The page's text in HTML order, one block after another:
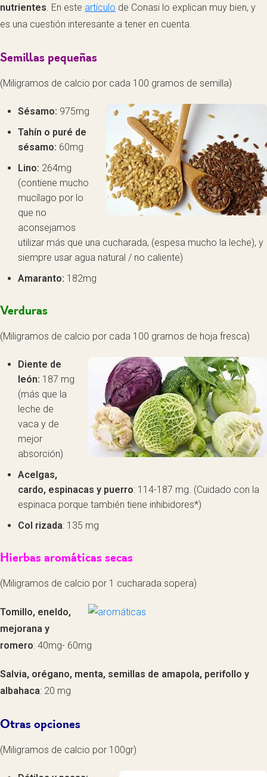
nutrientes. En este artículo de Conasi lo explican muy bien, y
es una cuestión interesante a tener en cuenta.
Semillas pequeñas
(Miligramos de calcio por cada 100 gramos de semilla)
Sésamo: 975mg
Tahín o puré de
sésamo: 60mg
Lino: 264mg
(contiene mucho
mucílago por lo
que no
aconsejamos
utilizar más que una cucharada, (espesa mucho la leche), y
siempre usar agua natural / no caliente)
Amaranto: 182mg
Verduras
(Miligramos de calcio por cada 100 gramos de hoja fresca)
Diente de
león: 187 mg
(más que la
leche de
vaca y de
mejor
absorción)
Acelgas,
cardo, espinacas y puerro: 114-187 mg. (Cuidado con la
espinaca porque también tiene inhibidores*)
Col rizada: 135 mg
Hierbas aromáticas secas
(Miligramos de calcio por 1 cucharada sopera)
Tomillo, eneldo,
mejorana y
romero: 40mg- 60mg
Salvia, orégano, menta, semillas de amapola, perifollo y
albahaca: 20 mg
Otras opciones
(Miligramos de calcio por 100gr)